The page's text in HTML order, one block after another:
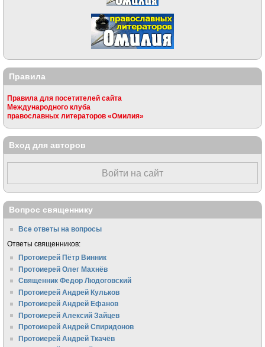
Правила
Правила для посетителей сайта
Международного клуба
православных литераторов «Омилия»
Вход для авторов
Войти на сайт
Вопрос священнику
Все ответы на вопросы
Ответы священников:
Протоиерей Пётр Винник
Протоиерей Олег Махнёв
Священник Федор Людоговский
Протоиерей Андрей Кульков
Протоиерей Андрей Ефанов
Протоиерей Алексий Зайцев
Протоиерей Андрей Спиридонов
Протоиерей Андрей Ткачёв